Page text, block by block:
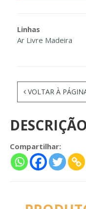
Linhas
Ar Livre Madeira
VOLTAR À
Compartilhar: